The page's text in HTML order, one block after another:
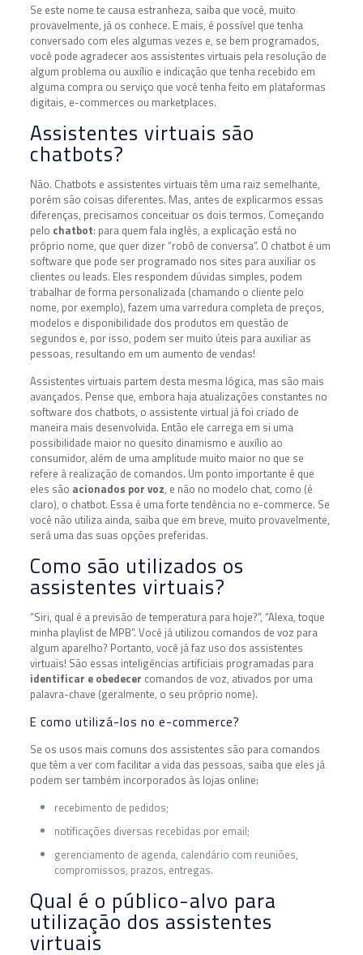
Se este nome te causa estranheza, saiba que você, muito
provavelmente, já os conhece. E mais, é possível que tenha
conversado com eles algumas vezes e, se bem programados,
você pode agradecer aos assistentes virtuais pela resolução de
algum problema ou auxílio e indicação que tenha recebido em
alguma compra ou serviço que você tenha feito em plataformas
digitais, e-commerces ou marketplaces.
Assistentes virtuais são
chatbots?
Não. Chatbots e assistentes virtuais têm uma raiz semelhante,
porém são coisas diferentes. Mas, antes de explicarmos essas
diferenças, precisamos conceituar os dois termos. Começando
pelo chatbot: para quem fala inglês, a explicação está no
próprio nome, que quer dizer “robô de conversa”. O chatbot é um
software que pode ser programado nos sites para auxiliar os
clientes ou leads. Eles respondem dúvidas simples, podem
trabalhar de forma personalizada (chamando o cliente pelo
nome, por exemplo), fazem uma varredura completa de preços,
modelos e disponibilidade dos produtos em questão de
segundos e, por isso, podem ser muito úteis para auxiliar as
pessoas, resultando em um aumento de vendas!
Assistentes virtuais partem desta mesma lógica, mas são mais
avançados. Pense que, embora haja atualizações constantes no
software dos chatbots, o assistente virtual já foi criado de
maneira mais desenvolvida. Então ele carrega em si uma
possibilidade maior no quesito dinamismo e auxílio ao
consumidor, além de uma amplitude muito maior no que se
refere à realização de comandos. Um ponto importante é que
eles são acionados por voz, e não no modelo chat, como (é
claro), o chatbot. Essa é uma forte tendência no e-commerce. Se
você não utiliza ainda, saiba que em breve, muito provavelmente,
será uma das suas opções preferidas.
Como são utilizados os
assistentes virtuais?
“Siri, qual é a previsão de temperatura para hoje?”, “Alexa, toque
minha playlist de MPB”. Você já utilizou comandos de voz para
algum aparelho? Portanto, você já faz uso dos assistentes
virtuais! São essas inteligências artificiais programadas para
identificar e obedecer comandos de voz, ativados por uma
palavra-chave (geralmente, o seu próprio nome).
E como utilizá-los no e-commerce?
Se os usos mais comuns dos assistentes são para comandos
que têm a ver com facilitar a vida das pessoas, saiba que eles já
podem ser também incorporados às lojas online:
recebimento de pedidos;
notificações diversas recebidas por email;
gerenciamento de agenda, calendário com reuniões,
compromissos, prazos, entregas.
Qual é o público-alvo para
utilização dos assistentes
virtuais